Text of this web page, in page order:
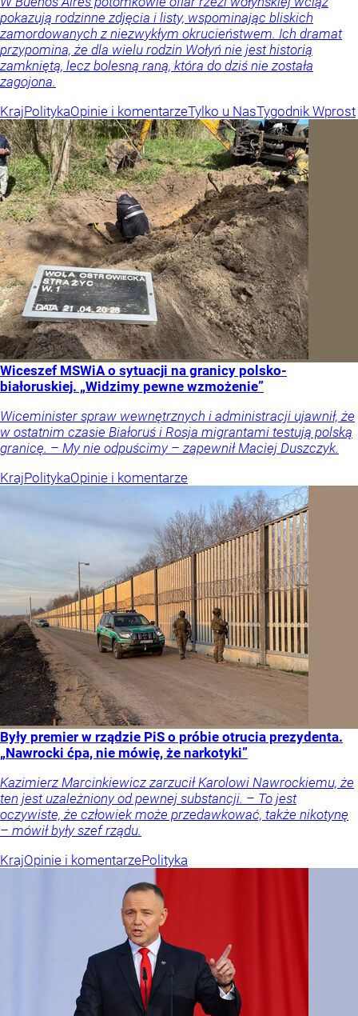
pokazują rodzinne zdjęcia i listy, wspominając bliskich
zamordowanych z niezwykłym okrucieństwem. Ich dramat
przypomina, że dla wielu rodzin Wołyń nie jest historią
zamkniętą, lecz bolesną raną, która do dziś nie została
zagojona.
KrajPolitykaOpinie i komentarzeTylko u NasTygodnik Wprost
Wiceszef MSWiA o sytuacji na granicy polsko-
białoruskiej. „Widzimy pewne wzmożenie”
Wiceminister spraw wewnętrznych i administracji ujawnił, że
w ostatnim czasie Białoruś i Rosja migrantami testują polską
granicę. – My nie odpuścimy – zapewnił Maciej Duszczyk.
KrajPolitykaOpinie i komentarze
Były premier w rządzie PiS o próbie otrucia prezydenta.
„Nawrocki ćpa, nie mówię, że narkotyki”
Kazimierz Marcinkiewicz zarzucił Karolowi Nawrockiemu, że
ten jest uzależniony od pewnej substancji. – To jest
oczywiste, że człowiek może przedawkować, także nikotynę
– mówił były szef rządu.
KrajOpinie i komentarzePolityka